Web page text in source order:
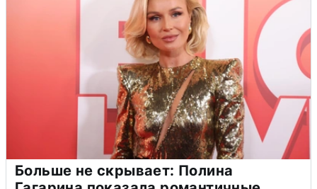
Больше не скрывает: Полина